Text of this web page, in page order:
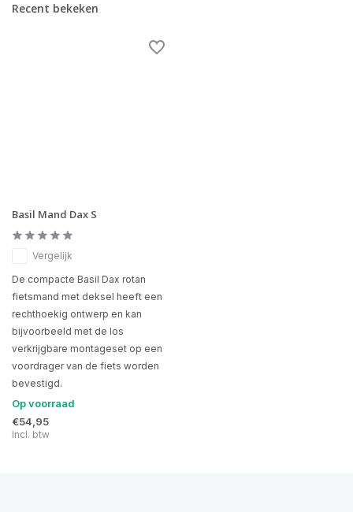
Recent bekeken
Basil Mand Dax S
Vergelijk
De compacte Basil Dax rotan
fietsmand met deksel heeft een
rechthoekig ontwerp en kan
bijvoorbeeld met de los
verkrijgbare montageset op een
voordrager van de fiets worden
bevestigd.
Op voorraad
€54,95
Incl. btw